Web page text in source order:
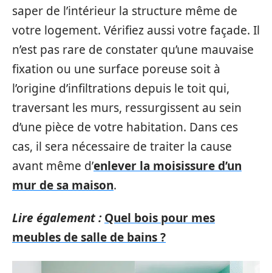
saper de l’intérieur la structure même de
votre logement. Vérifiez aussi votre façade. Il
n’est pas rare de constater qu’une mauvaise
fixation ou une surface poreuse soit à
l’origine d’infiltrations depuis le toit qui,
traversant les murs, ressurgissent au sein
d’une pièce de votre habitation. Dans ces
cas, il sera nécessaire de traiter la cause
avant même d’enlever la moisissure d’un
mur de sa maison.
Lire également : Quel bois pour mes
meubles de salle de bains ?